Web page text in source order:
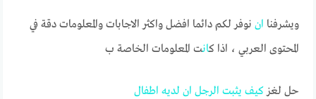
ويشرفنا ان نوفر لكم دائما افضل واكثر الاجابات والمعلومات دقة في
المحتوى العربي ، اذا كانت المعلومات الخاصة ب
حل لغزكيف يثبت الرجل ان لديه اطفال